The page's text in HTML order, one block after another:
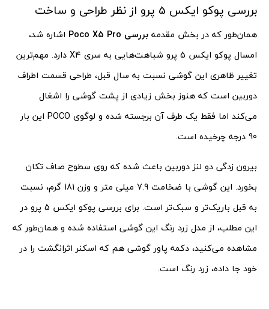
بررسی پوکو ایکس 5 پرو از نظر طراحی و ساخت
همان‌طور که در بخش مقدمه بررسی Poco X5 Pro
اشاره شد،
امسال پوکو ایکس 5 پرو شباهت‌هایی به سری X4 دارد. مهم‌ترین
تغییر ظاهری این گوشی نسبت به سال قبل، طراحی قسمت اطراف
دوربین است که هنوز بخش زیادی از پشت گوشی را اشغال
می‌کند اما فقط یک طرف آن برجسته شده و لوگوی POCO این بار
90 درجه چرخیده است.
بیرون زدگی دو لنز دوربین باعث شده که روی سطوح صاف تکان
بخورد. این گوشی با ضخامت 7.9 میلی متر و وزن 181 گرم، نسبت
به قبل باریک‌تر و سبک‌تر است. برای بررسی پوکو ایکس 5 پرو در
این مطلب، از مدل زرد رنگ این گوشی استفاده شده و همان‌طور که
مشاهده می‌کنید، دکمه پاور گوشی هم که اسکنر اثرانگشت را در
خود جا داده، زرد رنگ است.